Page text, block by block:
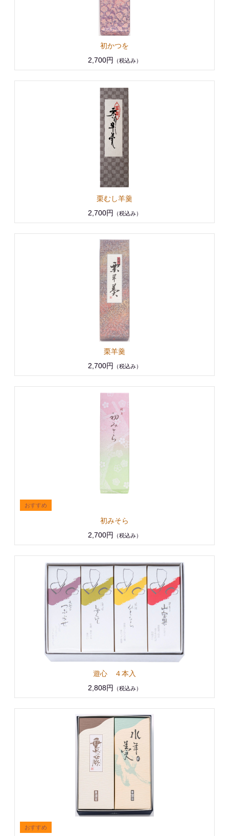
初かつを
2,700円
（税込み）
栗むし羊羹
2,700円
（税込み）
栗羊羹
2,700円
（税込み）
初みそら
2,700円
（税込み）
遊心 ４本入
2,808円
（税込み）